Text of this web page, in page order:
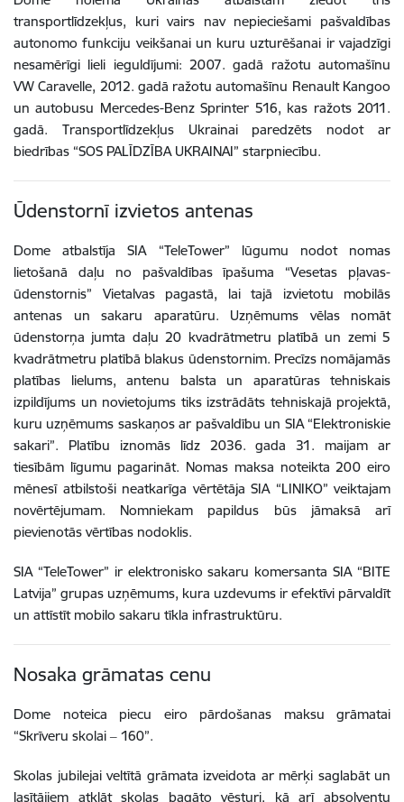
transportlīdzekļus, kuri vairs nav nepieciešami pašvaldības
autonomo funkciju veikšanai un kuru uzturēšanai ir vajadzīgi
nesamērīgi lieli ieguldījumi: 2007. gadā ražotu automašīnu
VW Caravelle, 2012. gadā ražotu automašīnu Renault Kangoo
un autobusu Mercedes-Benz Sprinter 516, kas ražots 2011.
gadā. Transportlīdzekļus Ukrainai paredzēts nodot ar
biedrības “SOS PALĪDZĪBA UKRAINAI” starpniecību.
Ūdenstornī izvietos antenas
Dome atbalstīja SIA “TeleTower” lūgumu nodot nomas
lietošanā daļu no pašvaldības īpašuma “Vesetas pļavas-
ūdenstornis” Vietalvas pagastā, lai tajā izvietotu mobilās
antenas un sakaru aparatūru. Uzņēmums vēlas nomāt
ūdenstorņa jumta daļu 20 kvadrātmetru platībā un zemi 5
kvadrātmetru platībā blakus ūdenstornim. Precīzs nomājamās
platības lielums, antenu balsta un aparatūras tehniskais
izpildījums un novietojums tiks izstrādāts tehniskajā projektā,
kuru uzņēmums saskaņos ar pašvaldību un SIA “Elektroniskie
sakari”. Platību iznomās līdz 2036. gada 31. maijam ar
tiesībām līgumu pagarināt. Nomas maksa noteikta 200 eiro
mēnesī atbilstoši neatkarīga vērtētāja SIA “LINIKO” veiktajam
novērtējumam. Nomniekam papildus būs jāmaksā arī
pievienotās vērtības nodoklis.
SIA “TeleTower” ir elektronisko sakaru komersanta SIA “BITE
Latvija” grupas uzņēmums, kura uzdevums ir efektīvi pārvaldīt
un attīstīt mobilo sakaru tīkla infrastruktūru.
Nosaka grāmatas cenu
Dome noteica piecu eiro pārdošanas maksu grāmatai
“Skrīveru skolai ‒ 160”.
Skolas jubilejai veltītā grāmata izveidota ar mērķi saglabāt un
lasītājiem atklāt skolas bagāto vēsturi, kā arī absolventu